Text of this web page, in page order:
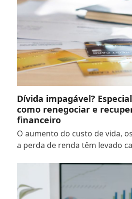
Dívida impagável?
como renegociar e
financeiro
O aumento do custo de vida,
a perda de renda têm levado